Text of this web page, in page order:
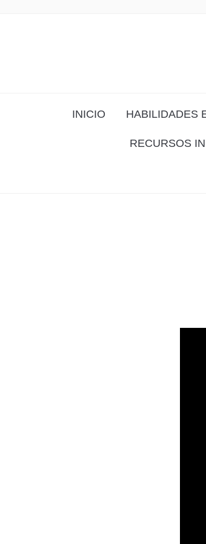
INICIO HABILIDADES
RECURSOS